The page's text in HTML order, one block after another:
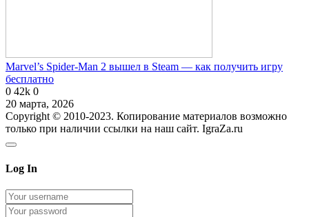
Marvel’s Spider-Man 2 вышел в Steam — как получить игру
бесплатно
0 42k 0
20 марта, 2026
Copyright © 2010-2023. Копирование материалов возможно
только при наличии ссылки на наш сайт. IgraZa.ru
Log In